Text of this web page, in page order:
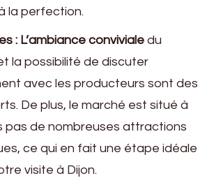
la perfection.
: L’ambiance conviviale du
la possibilité de discuter
avec les producteurs sont des
De plus, le marché est situé à
pas de nombreuses attractions
ce qui en fait une étape idéale
visite à Dijon.